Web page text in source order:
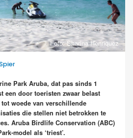
Foto: Sharina Henriquez
Park Aruba, dat pas sinds 1
een door toeristen zwaar belast
woede van verschillende
die stellen niet betrokken te
Aruba Birdlife Conservation (ABC)
model als ‘triest’.